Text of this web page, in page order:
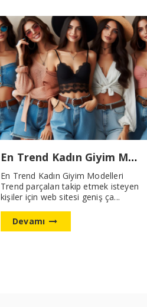
En Trend Kadın Giyim Modelleri
En Trend Kadın Giyim Modelleri
Trend parçaları takip etmek isteyen
kişiler için web sitesi geniş ça...
Devamı